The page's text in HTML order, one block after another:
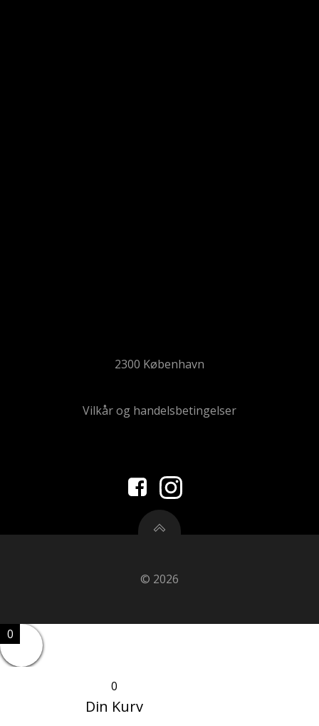
2300 København
Vilkår og handelsbetingelser
© 2026
0
0
Din Kurv